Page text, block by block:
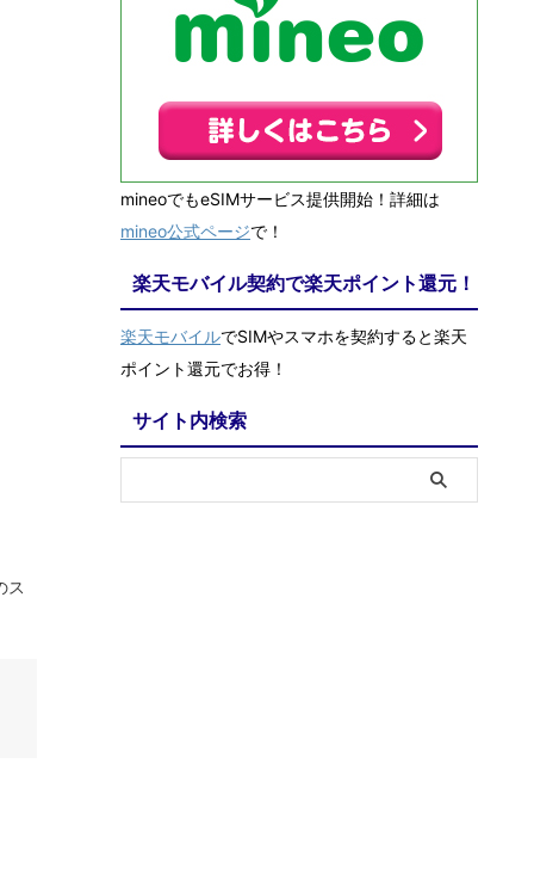
ス
mineoでもeSIMサービス提供開始！詳細は
mineo公式ページで！
楽天モバイル契約で楽天ポイント還元！
楽天モバイルでSIMやスマホを契約すると楽天
ポイント還元でお得！
サイト内検索